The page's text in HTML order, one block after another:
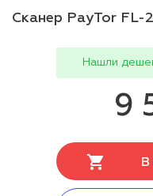
Сканер PayTor FL-
Нашли
9
В